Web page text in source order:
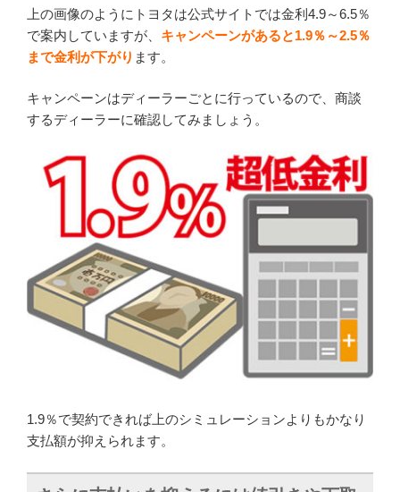
上の画像のようにトヨタは公式サイトでは金利4.9～6.5％
で案内していますが、 キャンペーンがあると1.9％～2.5％
まで金利が下がり ます。
キャンペーンはディーラーごとに行っているので、商談
するディーラーに確認してみましょう。
1.9％で契約できれば上のシミュレーションよりもかなり
支払額が抑えられます。